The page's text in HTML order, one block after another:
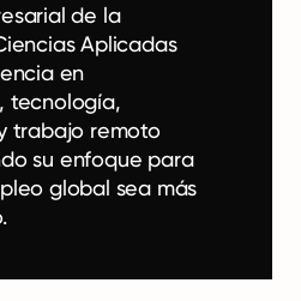
de la
Aplicadas
en
tecnología,
trabajo remoto
su enfoque para
global sea más